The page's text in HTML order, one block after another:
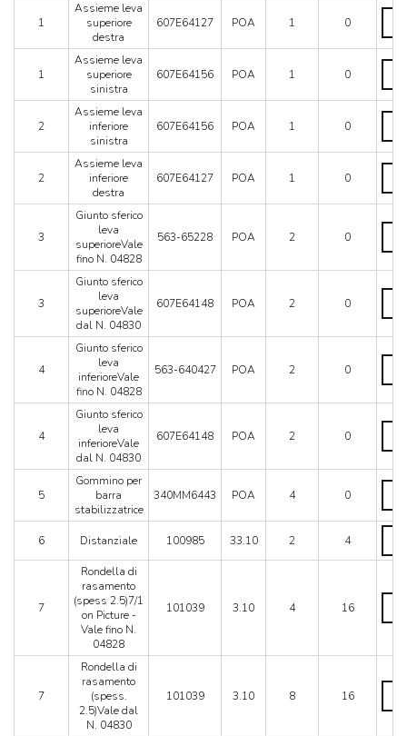
575M Superamerica
612 Scaglietti
California
California T
Enzo
F355 M2.7
F355 M5.2
F430 (2005-2008)
F430 Spider
F512M
Ferrari 458 Italia Parts
Mondial 3.2
Mondial 8
Mondial QV
Mondial T
Testarossa (1987)
Testarossa (1990)
1
Assieme leva
superiore
destra
607E64127 POA 1 0
1
Assieme leva
superiore
sinistra
607E64156 POA 1 0
2
Assieme leva
inferiore
sinistra
607E64156 POA 1 0
2
Assieme leva
inferiore
destra
607E64127 POA 1 0
3
Giunto sferico
leva
superioreVale
fino N. 04828
563-65228 POA 2 0
leva
fino
3
Giunto sferico
leva
superioreVale
dal N. 04830
607E64148 POA 2 0
leva
dal
4
Giunto sferico
leva
inferioreVale
fino N. 04828
563-640427 POA 2 0
leva
fino
4
Giunto sferico
leva
inferioreVale
dal N. 04830
607E64148 POA 2 0
leva
dal
5
Gommino per
barra
stabilizzatrice
340MM6443 POA 4 0
barra
6 Distanziale 100985 33.10 2 4
7
Rondella di
rasamento
(spess 2.5)7/1
on Picture -
Vale fino N.
04828
101039 3.10 4 16
Vale
7
Rondella di
rasamento
(spess.
2.5)Vale dal
N. 04830
101039 3.10 8 16